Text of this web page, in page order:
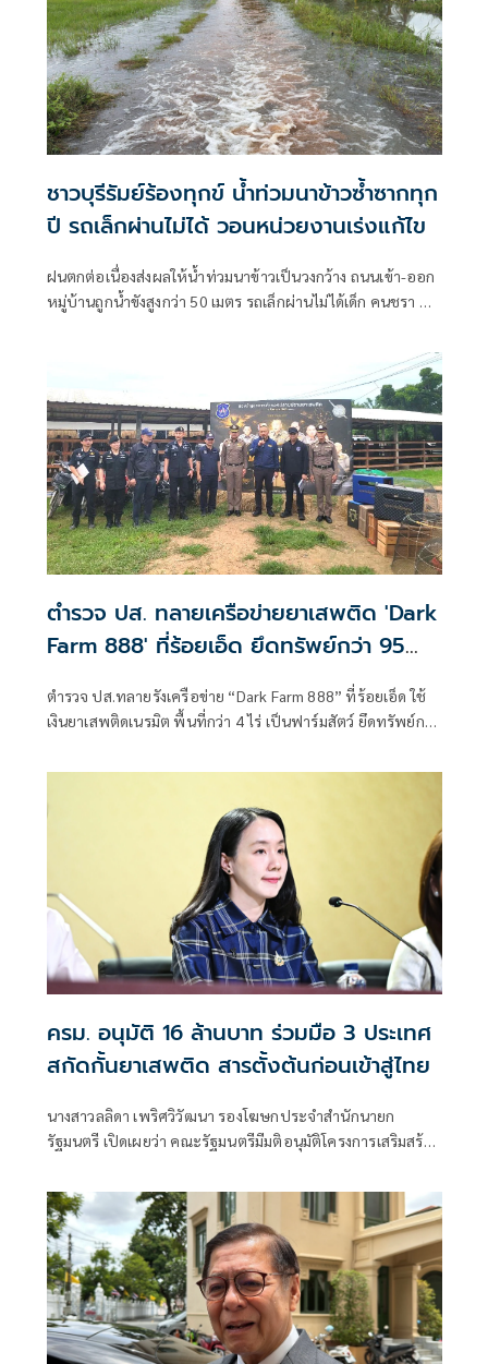
ชาวบุรีรัมย์ร้องทุกข์ น้ำท่วมนาข้าวซ้ำซากทุก
ปี รถเล็กผ่านไม่ได้ วอนหน่วยงานเร่งแก้ไข
ฝนตกต่อเนื่องส่งผลให้น้ำท่วมนาข้าวเป็นวงกว้าง ถนนเข้า-ออก
หมู่บ้านถูกน้ำขังสูงกว่า 50 เมตร รถเล็กผ่านไม่ได้เด็ก คนชรา ผู้
บล็อกคอนเวิร์สแก้ปัญหาระยะยาว แต่ถูกโยกไปที่อื่น เตรียม
หางบทำถนนให้สูงขึ้นบรรเทาความเดือดร้อน
ตำรวจ ปส. ทลายเครือข่ายยาเสพติด 'Dark
Farm 888' ที่ร้อยเอ็ด ยึดทรัพย์กว่า 95
ตำรวจ ปส.ทลายรังเครือข่าย “Dark Farm 888” ที่ร้อยเอ็ด ใช้
เงินยาเสพติดเนรมิต พื้นที่กว่า 4 ไร่ เป็นฟาร์มสัตว์ ยึดทรัพย์กว่า
ครม. อนุมัติ 16 ล้านบาท ร่วมมือ 3 ประเทศ
สกัดกั้นยาเสพติด สารตั้งต้นก่อนเข้าสู่ไทย
นางสาวลลิดา เพริศวิวัฒนา รองโฆษกประจำสำนักนายก
รัฐมนตรี เปิดเผยว่า คณะรัฐมนตรีมีมติอนุมัติโครงการเสริมสร้าง
ยาเสพติดและทำลายเครือข่ายการค้ายาเสพติดระหว่าง
ประเทศ ประจำปีงบประมาณ พ.ศ. 2569 วงเงินรวม 16 ล้าน
บาท ตามที่กระทรวงยุติธรรม โดยสำนักงานคณะกรรมการ
ป้องกันและปราบปรามยาเสพติด หรือสำนักงาน ป.ป.ส.